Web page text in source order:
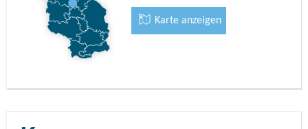
Karte anzeigen